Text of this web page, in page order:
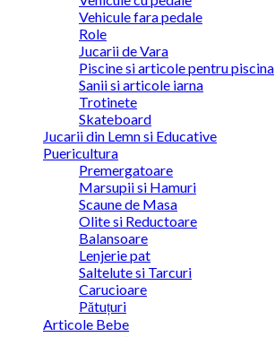
Vehicule fara pedale
Role
Jucarii de Vara
Piscine si articole pentru piscina
Sanii si articole iarna
Trotinete
Skateboard
Jucarii din Lemn si Educative
Puericultura
Premergatoare
Marsupii si Hamuri
Scaune de Masa
Olite si Reductoare
Balansoare
Lenjerie pat
Saltelute si Tarcuri
Carucioare
Pătuțuri
Articole Bebe